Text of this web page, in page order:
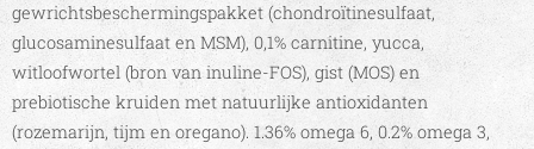
gewrichtsbeschermingspakket (chondroïtinesulfaat,
glucosaminesulfaat en MSM), 0,1% carnitine, yucca,
witloofwortel (bron van inuline-FOS), gist (MOS) en
prebiotische kruiden met natuurlijke antioxidanten
(rozemarijn, tijm en oregano). 1.36% omega 6, 0.2% omega 3,